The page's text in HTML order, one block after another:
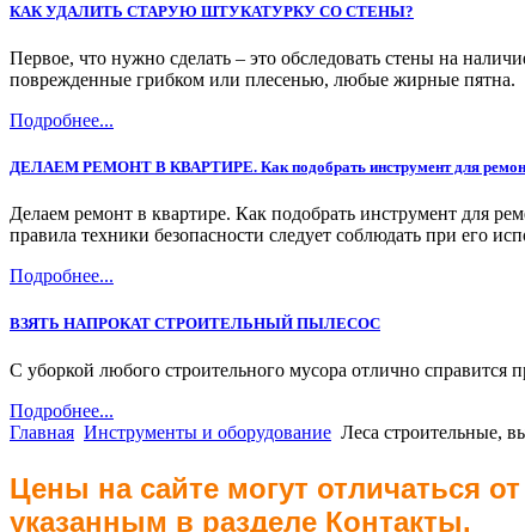
КАК УДАЛИТЬ СТАРУЮ ШТУКАТУРКУ СО СТЕНЫ?
Первое, что нужно сделать – это обследовать стены на
поврежденные грибком или плесенью, любые жирные пятна.
Подробнее...
ДЕЛАЕМ РЕМОНТ В КВАРТИРЕ. Как подобрать инструмент для
Делаем ремонт в квартире. Как подобрать инструмент для
правила техники безопасности следует соблюдать при его
Подробнее...
ВЗЯТЬ НАПРОКАТ СТРОИТЕЛЬНЫЙ ПЫЛЕСОС
С уборкой любого строительного мусора отлично
Подробнее...
Главная Инструменты и оборудование Леса строительные,
Цены на сайте могут отличаться
указанным в разделе Контакты.